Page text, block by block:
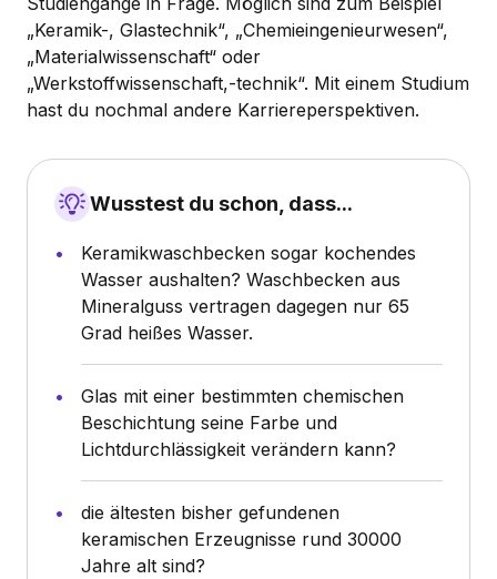
„Keramik-, Glastechnik“, „Chemieingenieurwesen“,
„Materialwissenschaft“ oder
„Werkstoffwissenschaft,-technik“. Mit einem Studium
hast du nochmal andere Karriereperspektiven.
Wusstest du schon, dass...
Keramikwaschbecken sogar kochendes
Wasser aushalten? Waschbecken aus
Mineralguss vertragen dagegen nur 65
Grad heißes Wasser.
Glas mit einer bestimmten chemischen
Beschichtung seine Farbe und
Lichtdurchlässigkeit verändern kann?
die ältesten bisher gefundenen
keramischen Erzeugnisse rund 30000
Jahre alt sind?